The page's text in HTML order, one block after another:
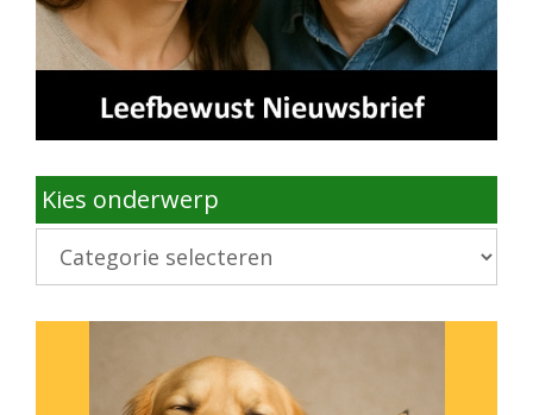
Kies onderwerp
Kies
onderwerp